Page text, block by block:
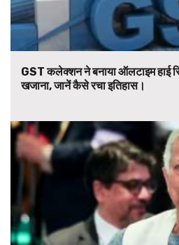
GST कलेक्शन ने बनाया ऑलटाइम हाई
खजाना, जानें कैसे रचा इतिहास।